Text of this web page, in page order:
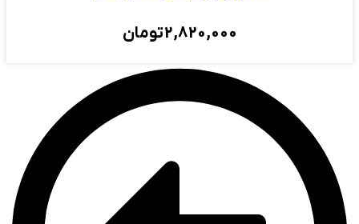
2,820,000تومان